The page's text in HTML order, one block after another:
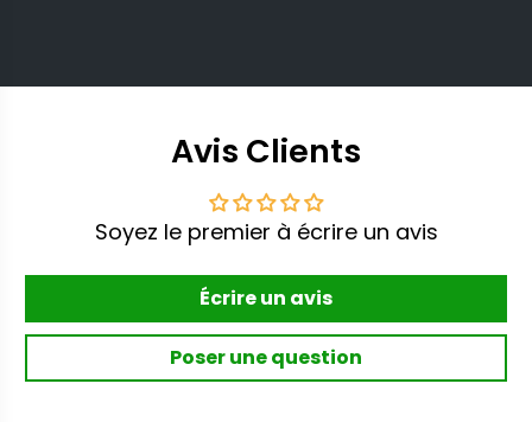
Avis Clients
Soyez le premier à écrire un avis
Écrire un avis
Poser une question